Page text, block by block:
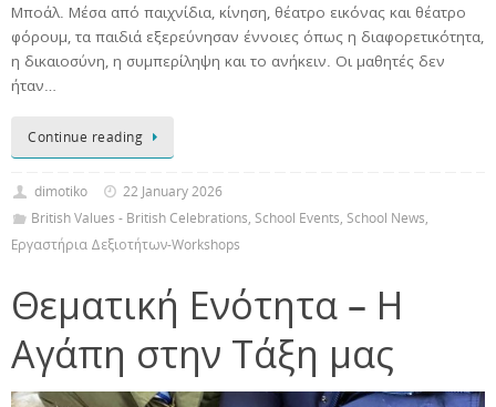
Μποάλ. Μέσα από παιχνίδια, κίνηση, θέατρο εικόνας και θέατρο
φόρουμ, τα παιδιά εξερεύνησαν έννοιες όπως η διαφορετικότητα,
η δικαιοσύνη, η συμπερίληψη και το ανήκειν. Οι μαθητές δεν
ήταν…
Continue reading
dimotiko
22 January 2026
British Values - British Celebrations, School Events, School News,
Εργαστήρια Δεξιοτήτων-Workshops
Θεματική Ενότητα – Η
Αγάπη στην Τάξη μας